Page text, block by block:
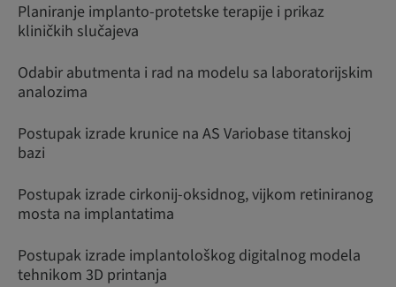
Planiranje implanto-protetske terapije i prikaz
kliničkih slučajeva
Odabir abutmenta i rad na modelu sa laboratorijskim
analozima
Postupak izrade krunice na AS Variobase titanskoj
bazi
Postupak izrade cirkonij-oksidnog, vijkom retiniranog
mosta na implantatima
Postupak izrade implantološkog digitalnog modela
tehnikom 3D printanja